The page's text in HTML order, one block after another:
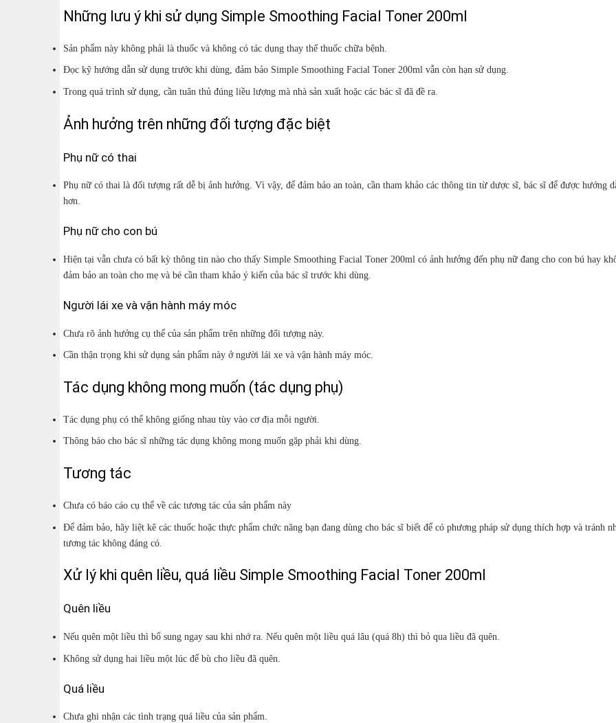
Những lưu ý khi sử dụng Simple Smoothing Facial Toner 200ml
Sản phẩm này không phải là thuốc và không có tác dụng thay thế thuốc chữa bệnh.
Đọc kỹ hướng dẫn sử dụng trước khi dùng, đảm bảo Simple Smoothing Facial Toner 200ml vẫn còn hạn sử dụng.
Trong quá trình sử dụng, cần tuân thủ đúng liều lượng mà nhà sản xuất hoặc các bác sĩ đã đề ra.
Ảnh hưởng trên những đối tượng đặc biệt
Phụ nữ có thai
Phụ nữ có thai là đối tượng rất dễ bị ảnh hưởng. Vì vậy, để đảm bảo an toàn, cần tham khảo các thông tin từ dược sĩ, bác sĩ để được hướng
hơn.
Phụ nữ cho con bú
Hiện tại vẫn chưa có bất kỳ thông tin nào cho thấy Simple Smoothing Facial Toner 200ml có ảnh hưởng đến phụ nữ đang cho con bú hay
đảm bảo an toàn cho mẹ và bé cần tham khảo ý kiến của bác sĩ trước khi dùng.
Người lái xe và vận hành máy móc
Chưa rõ ảnh hưởng cụ thể của sản phẩm trên những đối tượng này.
Cần thận trọng khi sử dụng sản phẩm này ở người lái xe và vận hành máy móc.
Tác dụng không mong muốn (tác dụng phụ)
Tác dụng phụ có thể không giống nhau tùy vào cơ địa mỗi người.
Thông báo cho bác sĩ những tác dụng không mong muốn gặp phải khi dùng.
Tương tác
Chưa có báo cáo cụ thể về các tương tác của sản phẩm này
Để đảm bảo, hãy liệt kê các thuốc hoặc thực phẩm chức năng bạn đang dùng cho bác sĩ biết để có phương pháp sử dụng thích hợp và tránh
tương tác không đáng có.
Xử lý khi quên liều, quá liều Simple Smoothing Facial Toner 200ml
Quên liều
Nếu quên một liều thì bổ sung ngay sau khi nhớ ra. Nếu quên một liều quá lâu (quá 8h) thì bỏ qua liều đã quên.
Không sử dụng hai liều một lúc để bù cho liều đã quên.
Quá liều
Chưa ghi nhận các tình trạng quá liều của sản phẩm.